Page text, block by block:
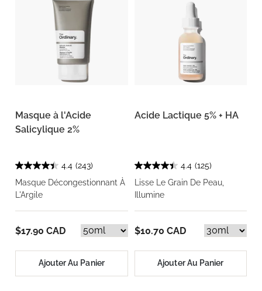
Masque à l'Acide
Salicylique 2%
4.4 (243)
Masque Décongestionnant À
L'Argile
$17.90 CAD
Ajouter Au Panier
Acide Lactique 5% + HA
4.4 (125)
Lisse Le Grain De Peau,
Illumine
$10.70 CAD
Ajouter Au Panier